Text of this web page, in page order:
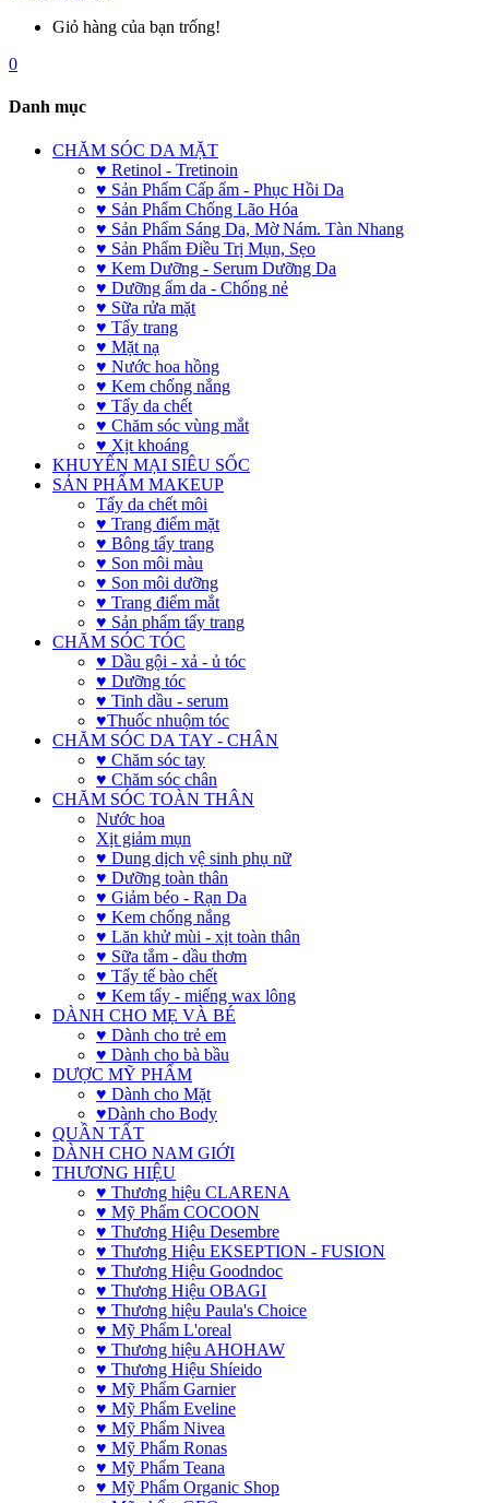
Giỏ hàng của bạn trống!
0
Danh mục
CHĂM SÓC DA MẶT
♥ Retinol - Tretinoin
♥ Sản Phẩm Cấp ẩm - Phục Hồi Da
♥ Sản Phẩm Chống Lão Hóa
♥ Sản Phẩm Sáng Da, Mờ Nám. Tàn Nhang
♥ Sản Phẩm Điều Trị Mụn, Sẹo
♥ Kem Dưỡng - Serum Dưỡng Da
♥ Dưỡng ẩm da - Chống nẻ
♥ Sữa rửa mặt
♥ Tẩy trang
♥ Mặt nạ
♥ Nước hoa hồng
♥ Kem chống nắng
♥ Tẩy da chết
♥ Chăm sóc vùng mắt
♥ Xịt khoáng
KHUYẾN MẠI SIÊU SỐC
SẢN PHẨM MAKEUP
Tẩy da chết môi
♥ Trang điểm mặt
♥ Bông tẩy trang
♥ Son môi màu
♥ Son môi dưỡng
♥ Trang điểm mắt
♥ Sản phẩm tẩy trang
CHĂM SÓC TÓC
♥ Dầu gội - xả - ủ tóc
♥ Dưỡng tóc
♥ Tinh dầu - serum
♥Thuốc nhuộm tóc
CHĂM SÓC DA TAY - CHÂN
♥ Chăm sóc tay
♥ Chăm sóc chân
CHĂM SÓC TOÀN THÂN
Nước hoa
Xịt giảm mụn
♥ Dung dịch vệ sinh phụ nữ
♥ Dưỡng toàn thân
♥ Giảm béo - Rạn Da
♥ Kem chống nắng
♥ Lăn khử mùi - xịt toàn thân
♥ Sữa tắm - dầu thơm
♥ Tẩy tế bào chết
♥ Kem tẩy - miếng wax lông
DÀNH CHO MẸ VÀ BÉ
♥ Dành cho trẻ em
♥ Dành cho bà bầu
DƯỢC MỸ PHẨM
♥ Dành cho Mặt
♥Dành cho Body
QUẦN TẤT
DÀNH CHO NAM GIỚI
THƯƠNG HIỆU
♥ Thương hiệu CLARENA
♥ Mỹ Phẩm COCOON
♥ Thương Hiệu Desembre
♥ Thương Hiệu EKSEPTION - FUSION
♥ Thương Hiệu Goodndoc
♥ Thương Hiệu OBAGI
♥ Thương hiệu Paula's Choice
♥ Mỹ Phẩm L'oreal
♥ Thương hiệu AHOHAW
♥ Thương Hiệu Shíeido
♥ Mỹ Phẩm Garnier
♥ Mỹ Phẩm Eveline
♥ Mỹ Phẩm Nivea
♥ Mỹ Phẩm Ronas
♥ Mỹ Phẩm Teana
♥ Mỹ Phẩm Organic Shop